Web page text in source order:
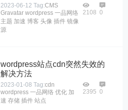
2023-06-12 Tag:CMS
Gravatar wordpress 一品网络
主题 加速 博客 头像 插件 镜像
源
2108 0
wordpress站点cdn突然失效的
解决方法
2023-01-08 Tag:cdn
wordpress 一品网络 优化 加
速 存储 插件 站点
2395 0